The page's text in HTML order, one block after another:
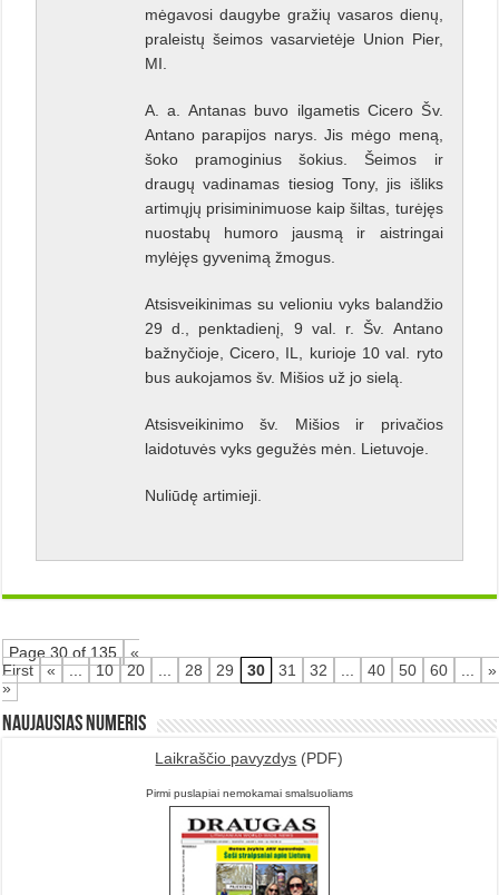
mėgavosi daugybe gražių vasaros dienų,
praleistų šeimos vasarvietėje Union Pier,
MI.
A. a. Antanas buvo ilgametis Cicero Šv.
Antano parapijos narys. Jis mėgo meną,
šoko pramoginius šokius. Šeimos ir
draugų vadinamas tiesiog Tony, jis išliks
artimųjų prisiminimuose kaip šiltas, turėjęs
nuostabų humoro jausmą ir aistringai
mylėjęs gyvenimą žmogus.
Atsisveikinimas su velioniu vyks balandžio
29 d., penktadienį, 9 val. r. Šv. Antano
bažnyčioje, Cicero, IL, kurioje 10 val. ryto
bus aukojamos šv. Mišios už jo sielą.
Atsisveikinimo šv. Mišios ir privačios
laidotuvės vyks gegužės mėn. Lietuvoje.
Nuliūdę artimieji.
Page 30 of 135
«
First
« ... 10 20 28 29 30 31 32 40 50 60
»
»
Naujausias numeris
Laikraščio pavyzdys (PDF)
Pirmi puslapiai nemokamai smalsuoliams